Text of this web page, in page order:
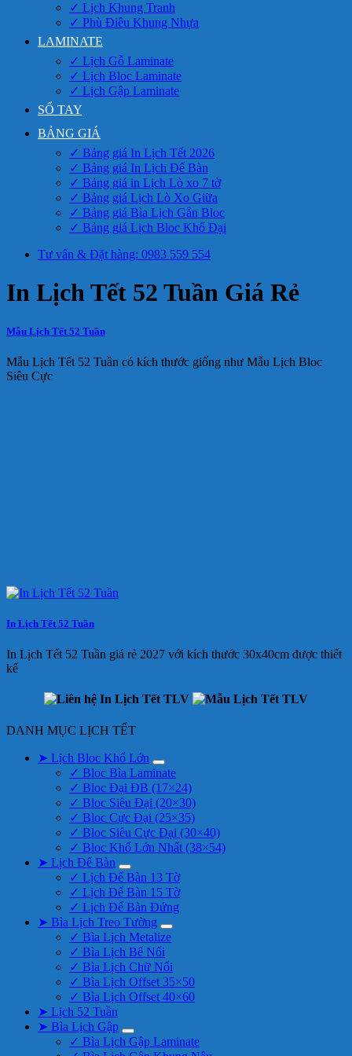
✓ Lịch Khung Tranh
✓ Phù Điêu Khung Nhựa
LAMINATE
✓ Lịch Gỗ Laminate
✓ Lịch Bloc Laminate
✓ Lịch Gập Laminate
SỔ TAY
BẢNG GIÁ
✓ Bảng giá In Lịch Tết 2026
✓ Bảng giá In Lịch Để Bàn
✓ Bảng giá in Lịch Lò xo 7 tờ
✓ Bảng giá Lịch Lò Xo Giữa
✓ Bảng giá Bìa Lịch Gắn Bloc
✓ Bảng giá Lịch Bloc Khổ Đại
Tư vấn & Đặt hàng: 0983 559 554
In Lịch Tết 52 Tuần Giá Rẻ
Mẫu Lịch Tết 52 Tuần
Mẫu Lịch Tết 52 Tuần có kích thước giống như Mẫu Lịch Bloc
Siêu Cực
In Lịch Tết 52 Tuần
In Lịch Tết 52 Tuần giá rẻ 2027 với kích thước 30x40cm được thiết
kế
DANH MỤC LỊCH TẾT
➤ Lịch Bloc Khổ Lớn
✓ Bloc Bìa Laminate
✓ Bloc Đại ĐB (17×24)
✓ Bloc Siêu Đại (20×30)
✓ Bloc Cực Đại (25×35)
✓ Bloc Siêu Cực Đại (30×40)
✓ Bloc Khổ Lớn Nhất (38×54)
➤ Lịch Để Bàn
✓ Lịch Để Bàn 13 Tờ
✓ Lịch Để Bàn 15 Tờ
✓ Lịch Để Bàn Đứng
➤ Bìa Lịch Treo Tường
✓ Bìa Lịch Metalize
✓ Bìa Lịch Bế Nổi
✓ Bìa Lịch Chữ Nổi
✓ Bìa Lịch Offset 35×50
✓ Bìa Lịch Offset 40×60
➤ Lịch 52 Tuần
➤ Bìa Lịch Gập
✓ Bìa Lịch Gập Laminate